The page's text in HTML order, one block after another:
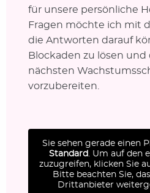
für unsere persönliche
Fragen möchte ich mit
die Antworten darauf
Blockaden zu lösen und
nächsten
vorzubereiten.
Sie sehen gerade einen
Standard. Um auf den
zuzugreifen, klicken Sie
Bitte beachten Sie,
Drittanbieter